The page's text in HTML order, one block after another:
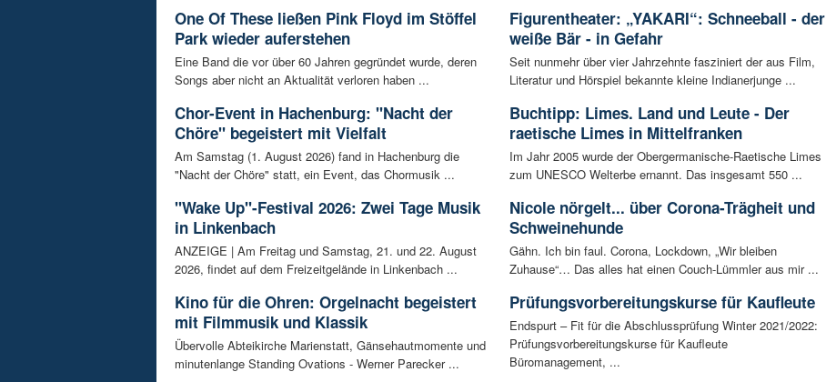
One Of These ließen Pink Floyd im Stöffel
Park wieder auferstehen
Eine Band die vor über 60 Jahren gegründet wurde, deren
Songs aber nicht an Aktualität verloren haben ...
Chor-Event in Hachenburg: "Nacht der
Chöre" begeistert mit Vielfalt
Am Samstag (1. August 2026) fand in Hachenburg die
"Nacht der Chöre" statt, ein Event, das Chormusik ...
"Wake Up"-Festival 2026: Zwei Tage Musik
in Linkenbach
ANZEIGE | Am Freitag und Samstag, 21. und 22. August
2026, findet auf dem Freizeitgelände in Linkenbach ...
Kino für die Ohren: Orgelnacht begeistert
mit Filmmusik und Klassik
Übervolle Abteikirche Marienstatt, Gänsehautmomente und
minutenlange Standing Ovations - Werner Parecker ...
Figurentheater: „YAKARI“: Schneeball - der
weiße Bär - in Gefahr
Seit nunmehr über vier Jahrzehnte fasziniert der aus Film,
Literatur und Hörspiel bekannte kleine Indianerjunge ...
Buchtipp: Limes. Land und Leute - Der
raetische Limes in Mittelfranken
Im Jahr 2005 wurde der Obergermanische-Raetische Limes
zum UNESCO Welterbe ernannt. Das insgesamt 550 ...
Nicole nörgelt... über Corona-Trägheit und
Schweinehunde
Gähn. Ich bin faul. Corona, Lockdown, „Wir bleiben
Zuhause“… Das alles hat einen Couch-Lümmler aus mir ...
Prüfungsvorbereitungskurse für Kaufleute
Endspurt – Fit für die Abschlussprüfung Winter 2021/2022:
Prüfungsvorbereitungskurse für Kaufleute
Büromanagement, ...